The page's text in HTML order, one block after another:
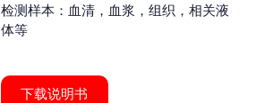
检测样本：血清，血浆，组织，相关液
体等
下载说明书